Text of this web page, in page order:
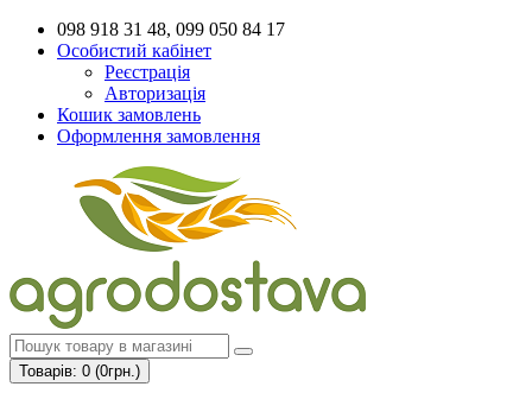
098 918 31 48, 099 050 84 17
Особистий кабінет
Реєстрація
Авторизація
Кошик замовлень
Оформлення замовлення
Товарів: 0 (0грн.)